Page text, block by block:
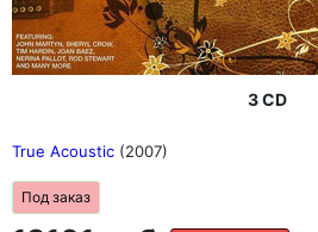
3 CD
True Acoustic (2007)
Под заказ